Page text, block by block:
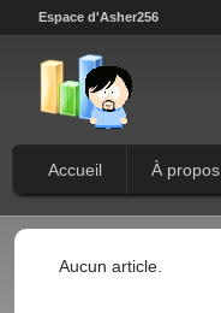
Espace d'Asher256
Accueil À propos
Aucun article.